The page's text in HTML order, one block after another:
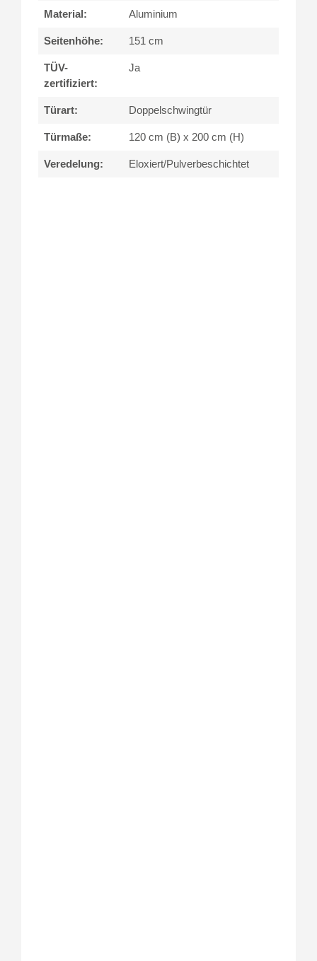
Material: Aluminium
Seitenhöhe: 151 cm
TÜV-
zertifiziert:
Ja
Türart: Doppelschwingtür
Türmaße: 120 cm (B) x 200 cm (H)
Veredelung: Eloxiert/Pulverbeschichtet